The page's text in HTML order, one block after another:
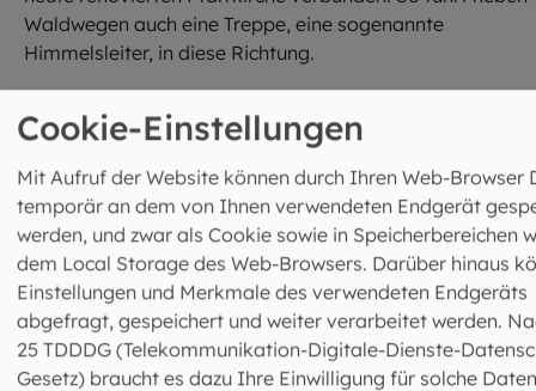
Waldwegen auch eine Treppe, eine sogenannte
Himmelsleiter, in diese Richtung.
Anfahrt im Auto und zu Fuß, nächster Bahnhof
kein barrierefreier Zugang.
Cookie-Einstellungen
Mit Aufruf der Website können durch Ihren Web-Browser
temporär an dem von Ihnen verwendeten Endgerät
werden, und zwar als Cookie sowie in Speicherbereichen
dem Local Storage des Web-Browsers. Darüber hinaus
Einstellungen und Merkmale des verwendeten Endgeräts
abgefragt, gespeichert und weiter verarbeitet werden.
25 TDDDG (Telekommunikation-Digitale-Dienste-
Gesetz) braucht es dazu Ihre Einwilligung für solche